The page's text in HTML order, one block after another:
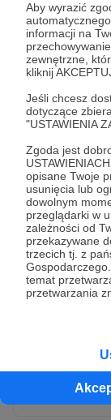
Aby wyrazić
informacji na
zewnętrzne,
kliknij
Jeśli chcesz
dotyczące
"USTAWIENIA
Zgoda jest
opisane Twoje
usunięcia lub
dowolnym
przeglądarki w
zależności od
przekazywane
trzecich tj. z
temat
przetwarzania
dodatkowe pytania
Treść wiadomości *
*
z siedziba w
Twoje dane
wykonania
z ogólnego
rozwiń